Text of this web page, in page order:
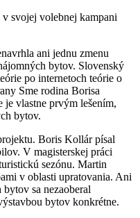
svojej volebnej kampani
ani jednu zmenu
bytov. Slovenský
po internetoch teórie o
Sme rodina Borisa
vlastne prvým lešením,
bytov.
Boris Kollár písal
V magisterskej práci
sezónu. Martin
v oblasti upratovania. Ani
sa nezaoberal
bytov konkrétne.